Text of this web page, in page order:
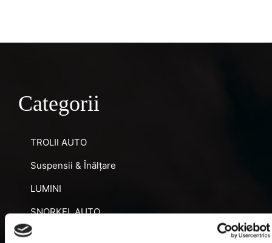
Categorii
TROLII AUTO
Suspensii & Înălțare
LUMINI
SNORKEL AUTO
ACCESORII RECUPERARE